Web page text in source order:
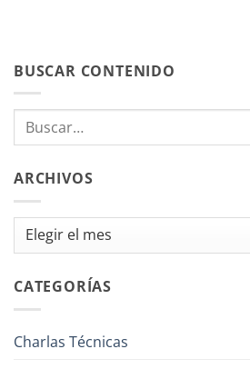
BUSCAR CONTENIDO
ARCHIVOS
Archivos
CATEGORÍAS
Charlas Técnicas